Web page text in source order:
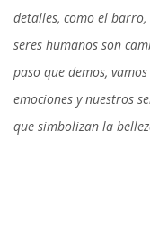
detalles, como el
seres humanos son
paso que demos,
emociones y nuestros
que simbolizan la